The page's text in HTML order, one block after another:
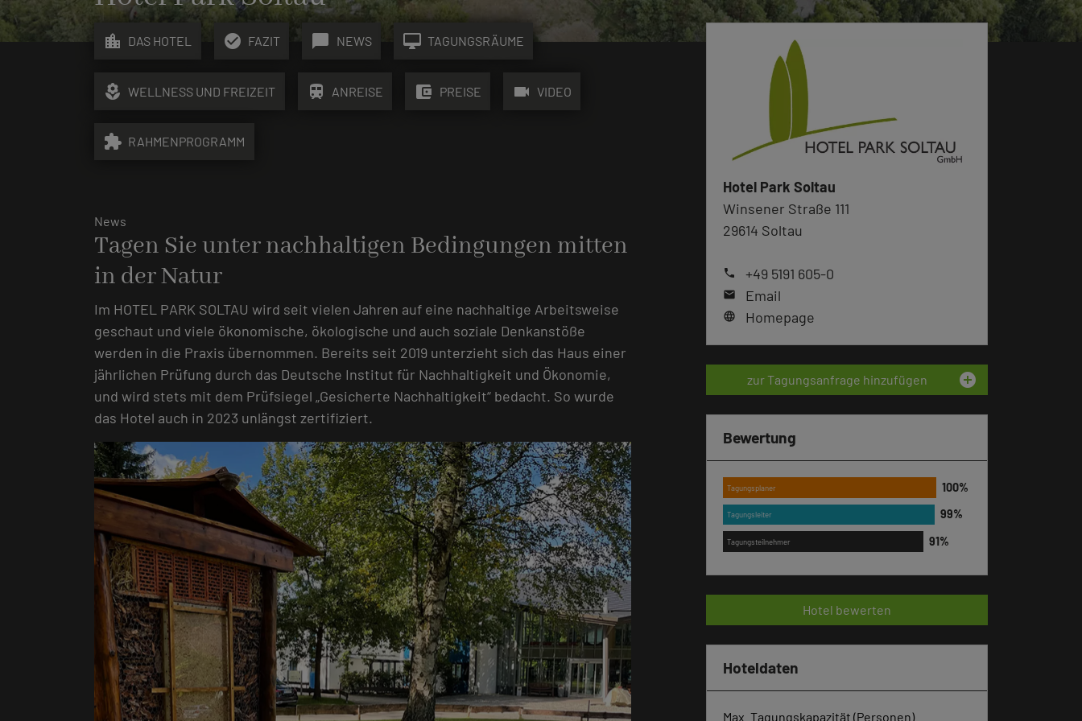
location_city DAS HOTEL check_circle FAZIT chat_bubble NEWS desktop_mac TAGUNGSRÄUME
local_florist WELLNESS UND FREIZEIT train ANREISE account_balance_wallet PREISE videocam VIDEO
extension RAHMENPROGRAMM
News
Tagen Sie unter nachhaltigen Bedingungen mitten
in der Natur
Im HOTEL PARK SOLTAU wird seit vielen Jahren auf eine nachhaltige Arbeitsweise
geschaut und viele ökonomische, ökologische und auch soziale Denkanstöße
werden in die Praxis übernommen. Bereits seit 2019 unterzieht sich das Haus einer
jährlichen Prüfung durch das Deutsche Institut für Nachhaltigkeit und Ökonomie,
und wird stets mit dem Prüfsiegel „Gesicherte Nachhaltigkeit“ bedacht. So wurde
das Hotel auch in 2023 unlängst zertifiziert.
Hotel Park Soltau
Winsener Straße 111
29614 Soltau
phone +49 5191 605-0
mail Email
language Homepage
zur Tagungsanfrage hinzufügen add_circle
Bewertung
Tagungsplaner
Tagungsleiter
Tagungsteilnehmer
Hotel bewerten
Hoteldaten
Max. Tagungskapazität (Personen)